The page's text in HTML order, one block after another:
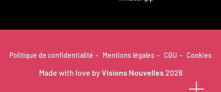
Politique de confidentialité Mentions légales CGU Cookies
Made with love byVisions Nouvelles2026